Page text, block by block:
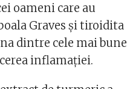
oameni care au
Graves și tiroidita
dintre cele mai bune
inflamației.